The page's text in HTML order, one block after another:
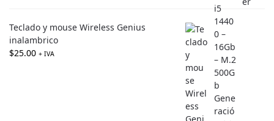
Teclado y mouse Wireless Genius
inalambrico
$25.00 + IVA